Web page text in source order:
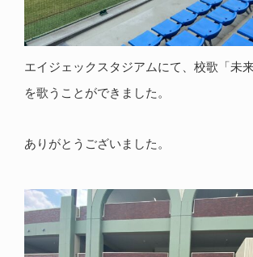
エイジェックスタジアムにて、校歌「未
を歌うことができました。
ありがとうございました。